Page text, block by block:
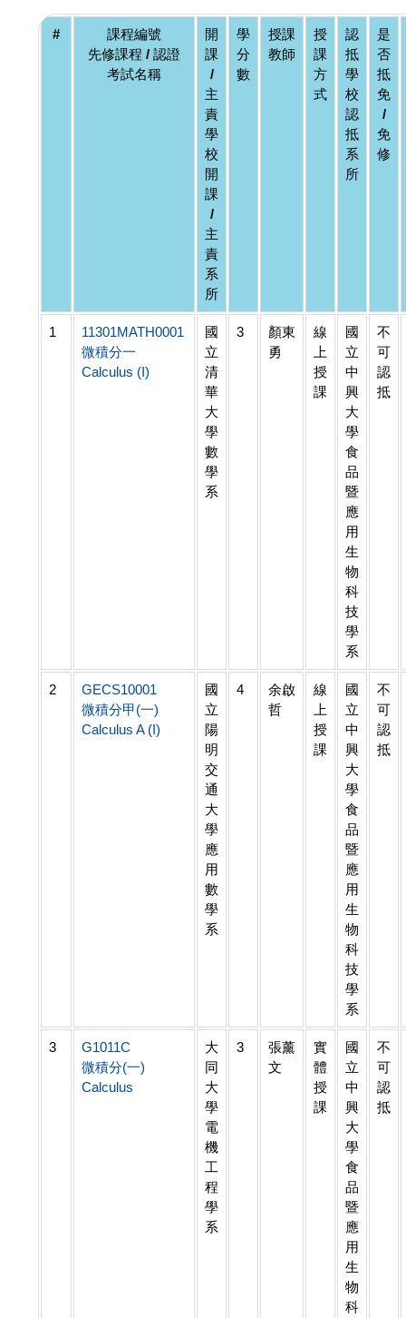
#
課程編號
先修課程 / 認證
考試名稱
開
課
/
主
責
學
校
開
課
/
主
責
系
所
學
分
數
授課
教師
授
課
方
式
認
抵
學
校
認
抵
系
所
是
否
抵
免
/
免
修
1
11301MATH0001
微積分一
Calculus (I)
國
立
清
華
大
學
數
學
系
3
顏東
勇
線
上
授
課
國
立
中
興
大
學
食
品
暨
應
用
生
物
科
技
學
系
不
可
認
抵
2
GECS10001
微積分甲(一)
Calculus A (I)
國
立
陽
明
交
通
大
學
應
用
數
學
系
4
余啟
哲
線
上
授
課
國
立
中
興
大
學
食
品
暨
應
用
生
物
科
技
學
系
不
可
認
抵
3
G1011C
微積分(一)
Calculus
大
同
大
學
電
機
工
程
學
系
3
張薰
文
實
體
授
課
國
立
中
興
大
學
食
品
暨
應
用
生
物
科
不
可
認
抵